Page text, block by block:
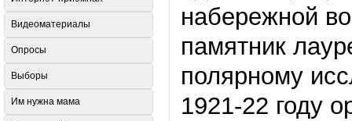
набережной
памятник
полярному
1921-22 году
Видеоматериалы
Опросы
Выборы
Им нужна мама